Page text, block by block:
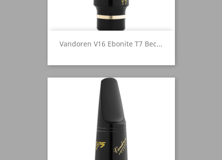
Vandoren V16 Ebonite T7 Bec...